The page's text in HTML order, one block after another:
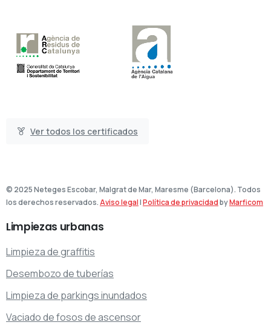
Ver todos los certificados
© 2025 Neteges Escobar, Malgrat de Mar, Maresme (Barcelona). Todos
los derechos reservados.Aviso legal|Política de privacidadbyMarficom
Limpiezas urbanas
Limpieza de graffitis
Desembozo de tuberías
Limpieza de parkings inundados
Vaciado de fosos de ascensor